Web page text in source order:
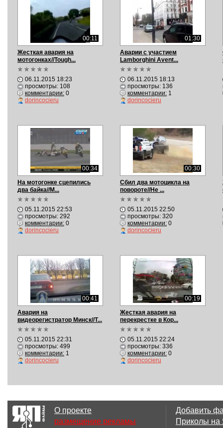
00:11
Жесткая авария на
мотогонках//Tough...
06.11.2015 18:23
просмотры: 108
комментарии:0
dorincocieru
01:30
Aварии с участием
Lamborghini Avent...
06.11.2015 18:13
просмотры: 136
комментарии:1
dorincocieru
00:34
На мотогонке сцепилиcь
два байка//M...
05.11.2015 22:53
просмотры: 292
комментарии:0
dorincocieru
00:30
Сбил два мотоцикла на
повороте//He ...
05.11.2015 22:50
просмотры: 320
комментарии:0
dorincocieru
00:41
Авария на
видеорегистратор Минск//T...
05.11.2015 22:31
просмотры: 499
комментарии:1
dorincocieru
00:19
Жесткая авария на
перекрестке в Кор...
05.11.2015 22:24
просмотры: 336
комментарии:0
dorincocieru
О проекте
размещение рекламы
Добавить
Приколы